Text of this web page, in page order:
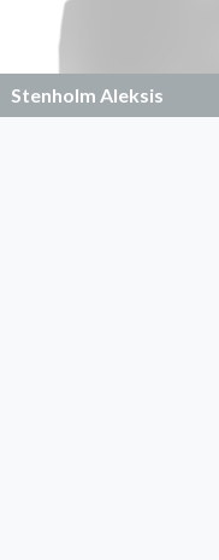
Stenholm Aleksis